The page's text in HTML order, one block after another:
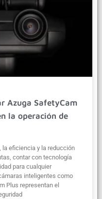
Azuga SafetyCam
la operación de
la eficiencia y la reducción
contar con tecnología
para cualquier
inteligentes como
Plus representan el